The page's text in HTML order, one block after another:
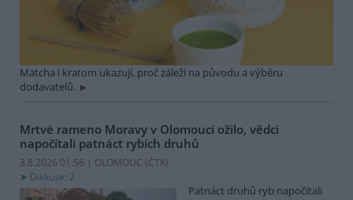
Matcha i kratom ukazují, proč záleží na původu a výběru
dodavatelů.
Mrtvé rameno Moravy v Olomouci ožilo, vědci
napočítali patnáct rybích druhů
3.8.2026 01:56 | OLOMOUC (ČTK)
Diskuse: 2
Patnáct druhů ryb napočítali